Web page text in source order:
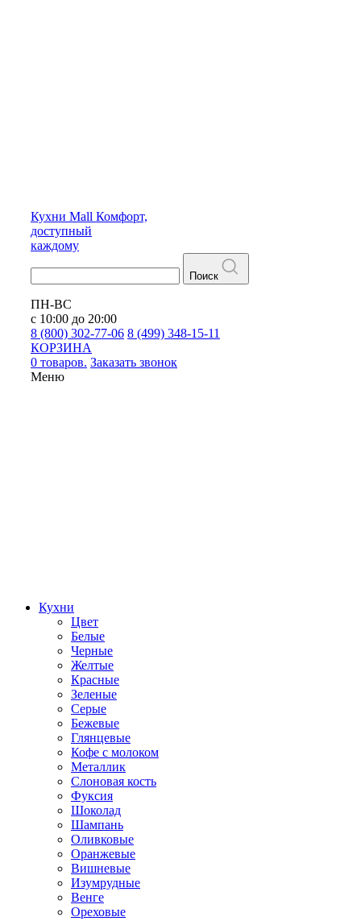
Кухни Mall Комфорт,
доступный
каждому
Поиск
ПН-ВС
с 10:00 до 20:00
8 (800) 302-77-06 8 (499) 348-15-11
КОРЗИНА
0 товаров. Заказать звонок
Меню
Кухни
Цвет
Белые
Черные
Желтые
Красные
Зеленые
Серые
Бежевые
Глянцевые
Кофе с молоком
Металлик
Слоновая кость
Фуксия
Шоколад
Шампань
Оливковые
Оранжевые
Вишневые
Изумрудные
Венге
Ореховые